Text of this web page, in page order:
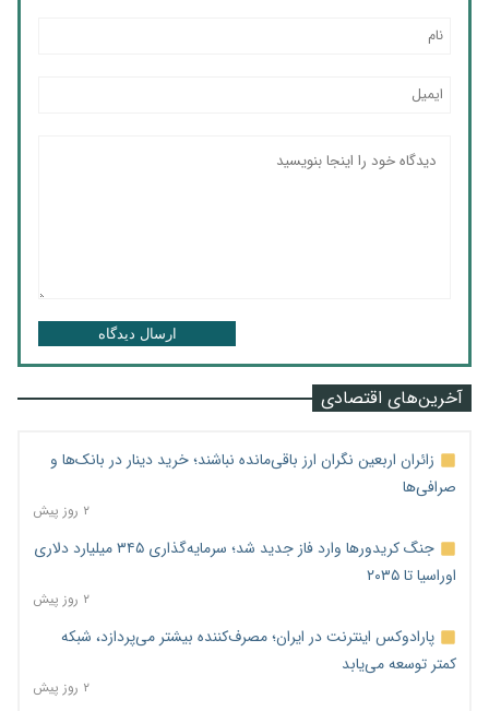
ارسال دیدگاه
آخرین‌های اقتصادی
زائران اربعین نگران ارز باقی‌مانده نباشند؛ خرید دینار در بانک‌ها و
صرافی‌ها
۲ روز پیش
جنگ کریدورها وارد فاز جدید شد؛ سرمایه‌گذاری ۳۴۵ میلیارد دلاری
اوراسیا تا ۲۰۳۵
۲ روز پیش
پارادوکس اینترنت در ایران؛ مصرف‌کننده بیشتر می‌پردازد، شبکه
کمتر توسعه می‌یابد
۲ روز پیش